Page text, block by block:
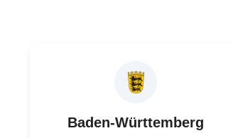
Baden-Württemberg